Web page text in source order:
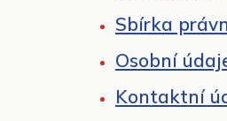
Sbírka
Osobní
Kontaktní